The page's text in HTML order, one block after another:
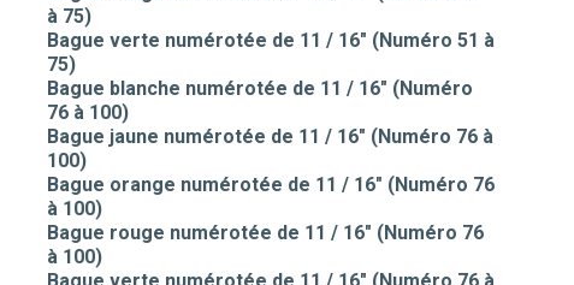
à 75)
Bague verte numérotée de 11 / 16" (Numéro 51 à
75)
Bague blanche numérotée de 11 / 16" (Numéro
76 à 100)
Bague jaune numérotée de 11 / 16" (Numéro 76 à
100)
Bague orange numérotée de 11 / 16" (Numéro 76
à 100)
Bague rouge numérotée de 11 / 16" (Numéro 76
à 100)